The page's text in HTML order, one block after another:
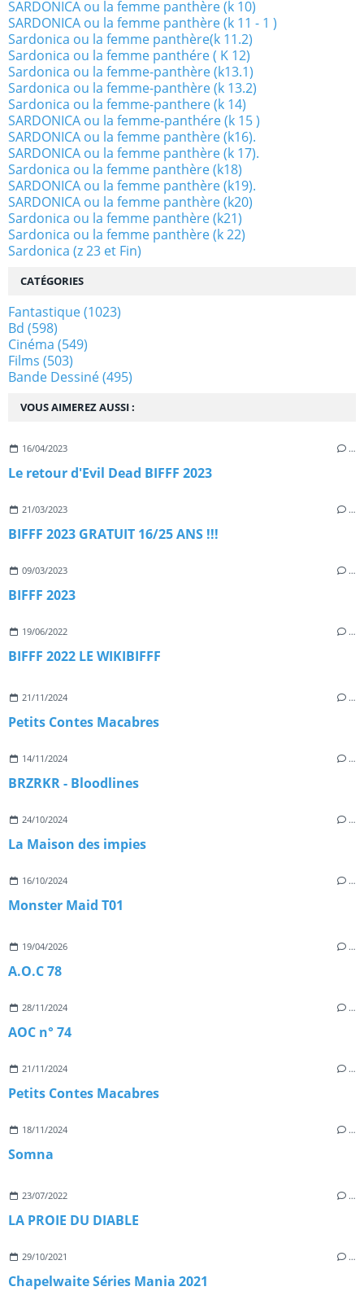
VOUS AIMEREZ AUSSI :
16/04/2023 …
Le retour d'Evil Dead BIFFF 2023
21/03/2023 …
BIFFF 2023 GRATUIT 16/25 ANS !!!
09/03/2023 …
BIFFF 2023
19/06/2022 …
BIFFF 2022 LE WIKIBIFFF
21/11/2024 …
Petits Contes Macabres
14/11/2024 …
BRZRKR - Bloodlines
24/10/2024 …
La Maison des impies
16/10/2024 …
Monster Maid T01
19/04/2026 …
A.O.C 78
28/11/2024 …
AOC n° 74
21/11/2024 …
Petits Contes Macabres
18/11/2024 …
Somna
23/07/2022 …
LA PROIE DU DIABLE
29/10/2021 …
Chapelwaite Séries Mania 2021
SARDONICA ou la femme panthère (k 10)
SARDONICA ou la femme panthère (k 11 - 1 )
Sardonica ou la femme panthère(k 11.2)
Sardonica ou la femme panthére ( K 12)
Sardonica ou la femme-panthère (k13.1)
Sardonica ou la femme-panthère (k 13.2)
Sardonica ou la femme-panthere (k 14)
SARDONICA ou la femme-panthére (k 15 )
SARDONICA ou la femme panthère (k16).
SARDONICA ou la femme panthère (k 17).
Sardonica ou la femme panthère (k18)
SARDONICA ou la femme panthère (k19).
SARDONICA ou la femme panthère (k20)
Sardonica ou la femme panthère (k21)
Sardonica ou la femme panthère (k 22)
Sardonica (z 23 et Fin)
CATÉGORIES
Fantastique(1023)
Bd (598)
Cinéma (549)
Films (503)
Bande Dessiné(495)